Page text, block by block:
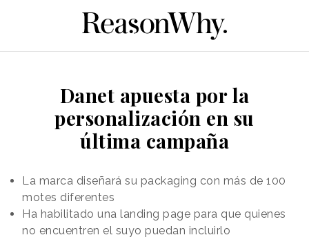
Danet apuesta por la
personalización en su
última campaña
La marca diseñará su packaging con más de 100
motes diferentes
Ha habilitado una landing page para que quienes
no encuentren el suyo puedan incluirlo